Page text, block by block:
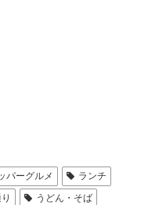
パーグルメ
ランチ
うどん・そば